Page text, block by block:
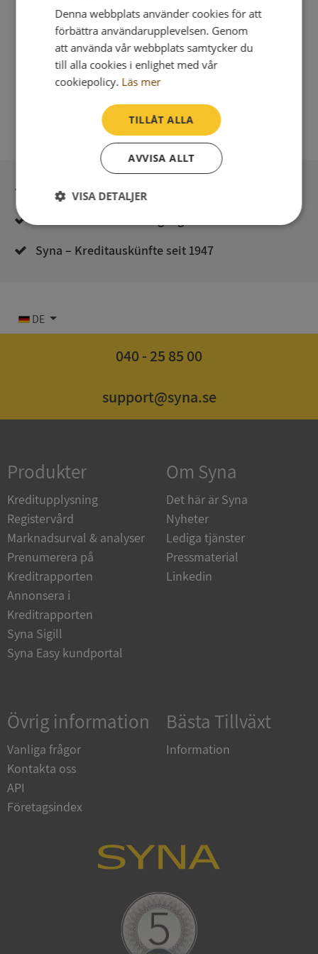
Sichere Bezahlung mit stripe
Syna – Kreditauskünfte seit 1947
DE
040 - 25 85 00
support@syna.se
Produkter
Kreditupplysning
Registervård
Marknadsurval & analyser
Prenumerera på
Kreditrapporten
Annonsera i
Kreditrapporten
Syna Sigill
Syna Easy kundportal
Om Syna
Det här är Syna
Nyheter
Lediga tjänster
Pressmaterial
Linkedin
Övrig information
Vanliga frågor
Kontakta oss
API
Företagsindex
Bästa Tillväxt
Information
Denna webbplats använder cookies för att
förbättra användarupplevelsen. Genom
att använda vår webbplats samtycker du
till alla cookies i enlighet med vår
cookiepolicy. Läs mer
TILLÅT ALLA
AVVISA ALLT
VISA DETALJER
Strikt
Prestanda Inriktning
Strikt nödvändigt Prestanda
Inriktning
användas ordentligt utan strikt nödvändiga cookies.
Namn
Leverantör
Domän
__RequestVerificationToken
Microsoft
Corporation
de.syna.se
VISITOR_PRIVACY_METADATA
YouTube
.youtube.com
ASP.NET_SessionId
Microsoft
Privacy Policy